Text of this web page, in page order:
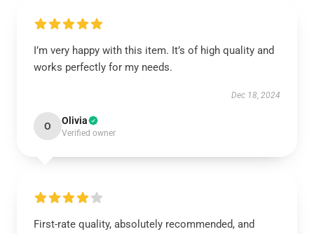
I’m very happy with this item. It’s of high quality and
works perfectly for my needs.
Dec 18, 2024
O Olivia
Verified owner
First-rate quality, absolutely recommended, and